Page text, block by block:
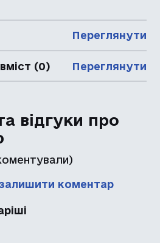
Переглянути
(0) Переглянути
відгуки про
коментар